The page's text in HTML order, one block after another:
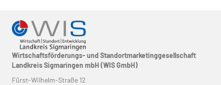
Wirtschaftsförderungs- und Standortmarketinggesellschaft
Landkreis Sigmaringen mbH (WIS GmbH)
Fürst-Wilhelm-Straße 12